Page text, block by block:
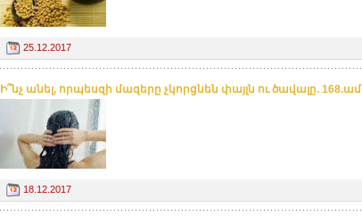
25.12.2017
Ի՞նչ անել, որպեսզի մազերը չկորցնեն փայլն ու ծավալը. 168.ամ
18.12.2017